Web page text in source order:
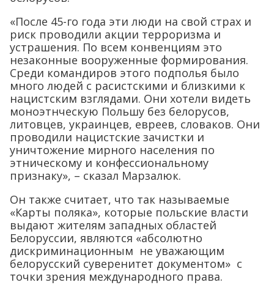
«После 45-го года эти люди на свой страх и
риск проводили акции терроризма и
устрашения. По всем конвенциям это
незаконные вооруженные формирования.
Среди командиров этого подполья было
много людей с расистскими и близкими к
нацистским взглядами. Они хотели видеть
моноэтнческую Польшу без белорусов,
литовцев, украинцев, евреев, словаков. Они
проводили нацистские зачистки и
уничтожение мирного населения по
этническому и конфессиональному
признаку», – сказал Марзалюк.
Он также считает, что так называемые
«Карты поляка», которые польские власти
выдают жителям западных областей
Белоруссии, являются «абсолютно
дискриминационным не уважающим
белорусский суверенитет документом» с
точки зрения международного права.